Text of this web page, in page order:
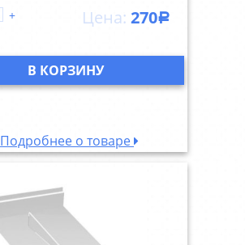
270Р
+
В КОРЗИНУ
Подробнее о товаре